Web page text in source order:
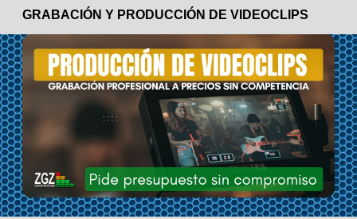
GRABACIÓN Y PRODUCCIÓN DE VIDEOCLIPS